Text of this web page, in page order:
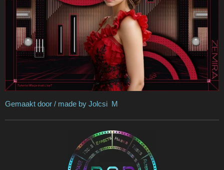
Gemaakt door / made by Jolcsi M